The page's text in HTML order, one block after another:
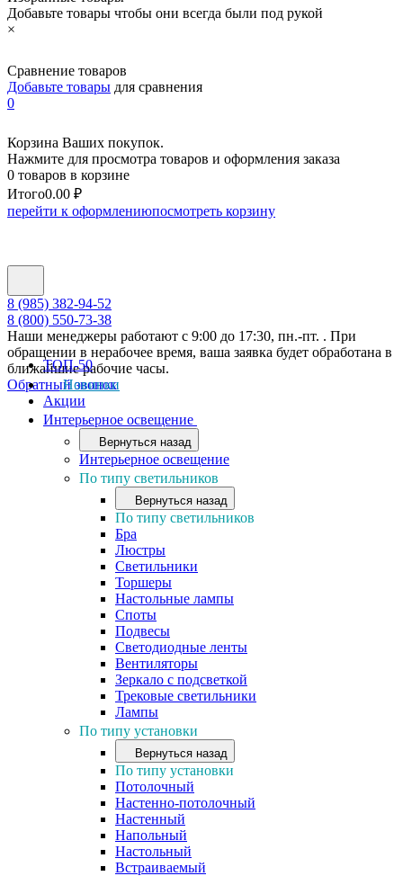
Добавьте товары чтобы они всегда были под рукой
×
Сравнение товаров
Добавьте товары для сравнения
0
Корзина Ваших покупок.
Нажмите для просмотра товаров и оформления заказа
0 товаров в корзине
Итого0.00 ₽
перейти к оформлениюпосмотреть корзину
8 (985) 382-94-52
8 (800) 550-73-38
Наши менеджеры работают с 9:00 до 17:30, пн.-пт. . При
обращении в нерабочее время, ваша заявка будет обработана в
ближайшие рабочие часы.
Обратный звонок
ТОП-50
Новинки
Акции
Интерьерное освещение
Вернуться назад
Интерьерное освещение
По типу светильников
Вернуться назад
По типу светильников
Бра
Люстры
Светильники
Торшеры
Настольные лампы
Споты
Подвесы
Светодиодные ленты
Вентиляторы
Зеркало с подсветкой
Трековые светильники
Лампы
По типу установки
Вернуться назад
По типу установки
Потолочный
Настенно-потолочный
Настенный
Напольный
Настольный
Встраиваемый